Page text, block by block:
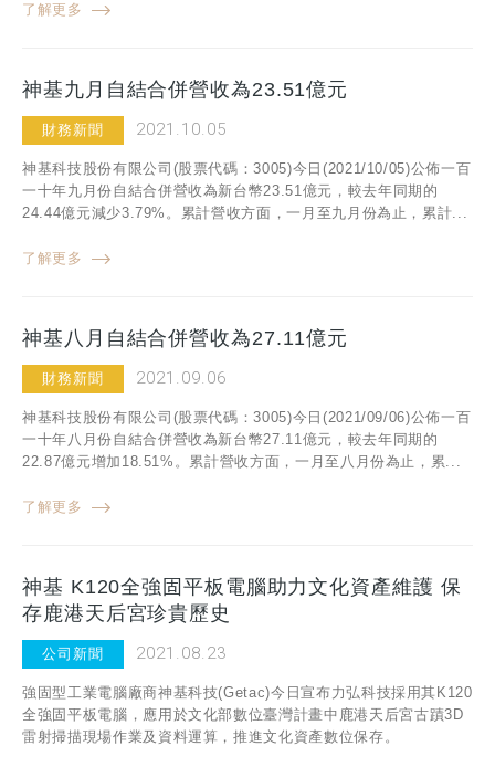
了解更多
神基九月自結合併營收為23.51億元
財務新聞 2021.10.05
神基科技股份有限公司(股票代碼：3005)今日(2021/10/05)公佈一百
一十年九月份自結合併營收為新台幣23.51億元，較去年同期的
24.44億元減少3.79%。累計營收方面，一月至九月份為止，累計...
了解更多
神基八月自結合併營收為27.11億元
財務新聞 2021.09.06
神基科技股份有限公司(股票代碼：3005)今日(2021/09/06)公佈一百
一十年八月份自結合併營收為新台幣27.11億元，較去年同期的
22.87億元增加18.51%。累計營收方面，一月至八月份為止，累...
了解更多
神基 K120全強固平板電腦助力文化資產維護 保
存鹿港天后宮珍貴歷史
公司新聞 2021.08.23
強固型工業電腦廠商神基科技(Getac)今日宣布力弘科技採用其K120
全強固平板電腦，應用於文化部數位臺灣計畫中鹿港天后宮古蹟3D
雷射掃描現場作業及資料運算，推進文化資產數位保存。